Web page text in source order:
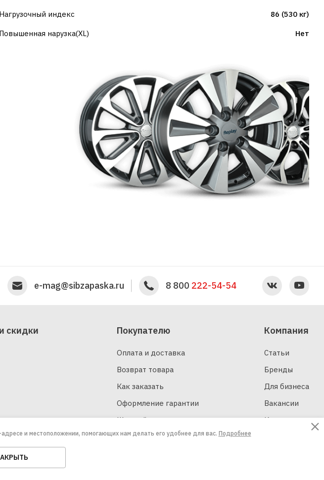
Нагрузочный индекс 86 (530 кг)
Повышенная нарузка(XL) Нет
e-mag@sibzapaska.ru 8 800 222-54-54
скидки Покупателю
Оплата и доставка
Возврат товара
Как заказать
Оформление гарантии
Шинный калькулятор
Компания
Статьи
Бренды
Для бизнеса
Вакансии
Контакты
и местоположении, помогающих нам делать его удобнее для вас. Подробнее